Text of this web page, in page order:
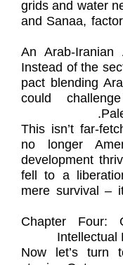
grids and water
and Sanaa,
An Arab-
Instead of the
pact blending
could
This isn’t far-
no longer
development
fell to a
mere survival –
Chapter Four:
Intellectual
Now let’s turn